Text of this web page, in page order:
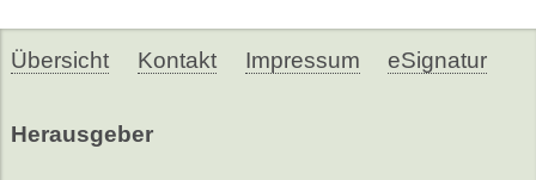
Übersicht Kontakt Impressum eSignatur
Herausgeber